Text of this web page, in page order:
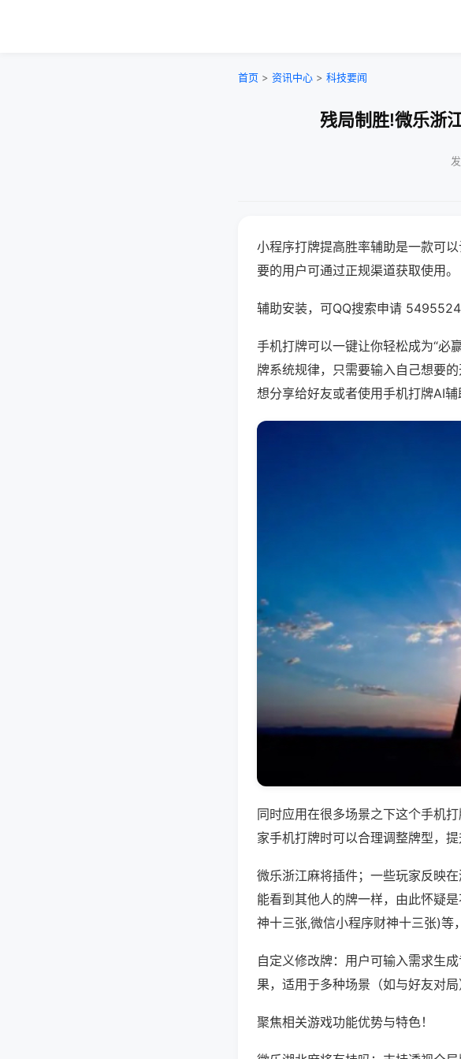
首页 > 资讯中心 > 科技要闻
残局制胜!微乐浙
小程序打牌提高胜率辅助是一款可
要的用户可通过正规渠道获取使用。
辅助安装，可QQ搜索申请
手机打牌可以一键让你轻松成为“必
牌系统规律，只需要输入自己想要
想分享给好友或者使用手机打牌AI辅
同时应用在很多场景之下这个手机
家手机打牌时可以合理调整牌型，
微乐浙江麻将插件；一些玩家反映
能看到其他人的牌一样，由此怀疑
神十三张,微信小程序财神十三张)等
自定义修改牌：用户可输入需求生
果，适用于多种场景（如与好友对
聚焦相关游戏功能优势与特色！